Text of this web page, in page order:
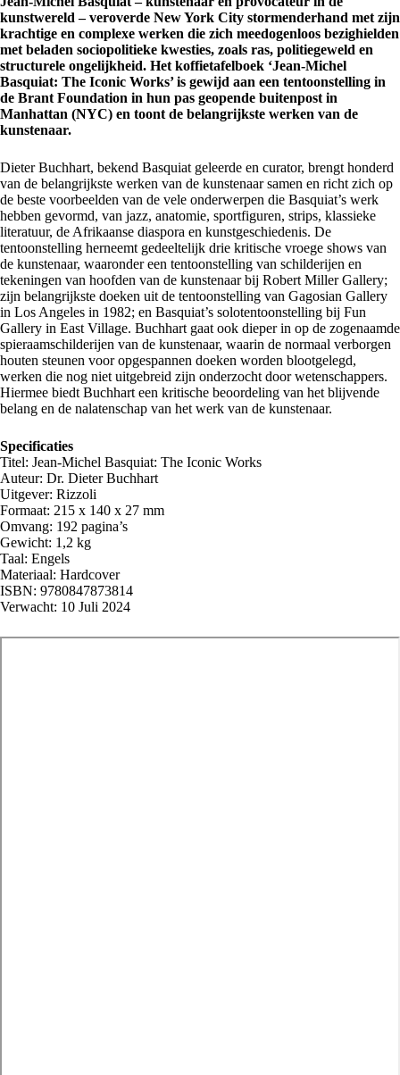
kunstwereld – veroverde New York City stormenderhand met zijn
krachtige en complexe werken die zich meedogenloos bezighielden
met beladen sociopolitieke kwesties, zoals ras, politiegeweld en
structurele ongelijkheid. Het koffietafelboek ‘Jean-Michel
Basquiat: The Iconic Works’ is gewijd aan een tentoonstelling in
de Brant Foundation in hun pas geopende buitenpost in
Manhattan (NYC) en toont de belangrijkste werken van de
kunstenaar.
Dieter Buchhart, bekend Basquiat geleerde en curator, brengt honderd
van de belangrijkste werken van de kunstenaar samen en richt zich op
de beste voorbeelden van de vele onderwerpen die Basquiat’s werk
hebben gevormd, van jazz, anatomie, sportfiguren, strips, klassieke
literatuur, de Afrikaanse diaspora en kunstgeschiedenis. De
tentoonstelling herneemt gedeeltelijk drie kritische vroege shows van
de kunstenaar, waaronder een tentoonstelling van schilderijen en
tekeningen van hoofden van de kunstenaar bij Robert Miller Gallery;
zijn belangrijkste doeken uit de tentoonstelling van Gagosian Gallery
in Los Angeles in 1982; en Basquiat’s solotentoonstelling bij Fun
Gallery in East Village. Buchhart gaat ook dieper in op de zogenaamde
spieraamschilderijen van de kunstenaar, waarin de normaal verborgen
houten steunen voor opgespannen doeken worden blootgelegd,
werken die nog niet uitgebreid zijn onderzocht door wetenschappers.
Hiermee biedt Buchhart een kritische beoordeling van het blijvende
belang en de nalatenschap van het werk van de kunstenaar.
Specificaties
Titel: Jean-Michel Basquiat: The Iconic Works
Auteur: Dr. Dieter Buchhart
Uitgever: Rizzoli
Formaat: 215 x 140 x 27 mm
Omvang: 192 pagina’s
Gewicht: 1,2 kg
Taal: Engels
Materiaal: Hardcover
ISBN: 9780847873814
Verwacht: 10 Juli 2024